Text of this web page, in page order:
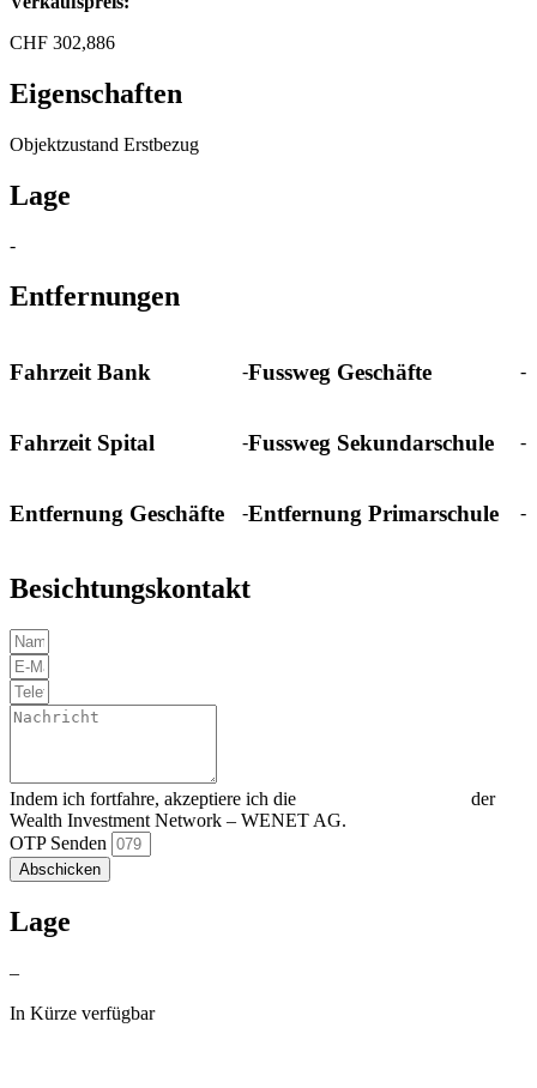
CHF 302,886
Eigenschaften
Objektzustand Erstbezug
Lage
-
Entfernungen
Fahrzeit Bank -Fussweg Geschäfte -
Fahrzeit Spital -Fussweg Sekundarschule -
Entfernung Geschäfte -Entfernung Primarschule -
Besichtungskontakt
Indem ich fortfahre, akzeptiere ich die
der
Wealth Investment Network – WENET AG.
OTP Senden
Abschicken
Lage
–
In Kürze verfügbar